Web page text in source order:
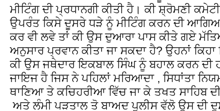
ਮੀਟਿੰਗ ਦੀ ਪ੍ਰਧਾਨਗੀ ਕੀਤੀ ਹੈ। ਕੀ ਸ਼੍ਰੋਮਣੀ
ਉਪਰੰਤ ਕਿਸੇ ਦੂਸਰੇ ਧੜੇ ਨੂੰ ਮੀਟਿੰਗ ਕਰਨ ਦੀ
ਕਰ ਵੀ ਲਵੇ ਤਾਂ ਕੀ ਉਸ ਦੁਆਰਾ ਪਾਸ ਕੀਤੇ ਗਏ
ਅਨੁਸਾਰ ਪ੍ਰਵਾਨ ਕੀਤਾ ਜਾ ਸਕਦਾ ਹੈ? ਉਹਨਾਂ
ਕੀ ਉਸ ਜਥੇਦਾਰ ਇਕਬਾਲ ਸਿੰਘ ਨੂੰ ਬਹਾਲ ਕਰਨ ਦੀ
ਜਾਇਜ ਹੈ ਜਿਸ ਨੇ ਪਹਿਲਾਂ ਮਰਿਆਦਾ , ਸਿਧਾਂਤਾ
ਥਾਣਿਆ ਤੇ ਕਚਿਹਰੀਆ ਵਿੱਚ ਜਾ ਕੇ ਤਖਤ ਸਾਹਿਬ
ਅਤੇ ਲੰਮੀ ਪੜਤਾਲ ਤੋ ਬਾਅਦ ਪੁਲੀਸ ਵੱਲੋ ਉਸ ਦੀ